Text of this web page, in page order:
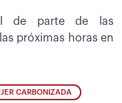
de parte de las
próximas horas en
CARBONIZADA